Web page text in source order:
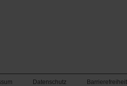
Datenschutz
Barrierefreiheit